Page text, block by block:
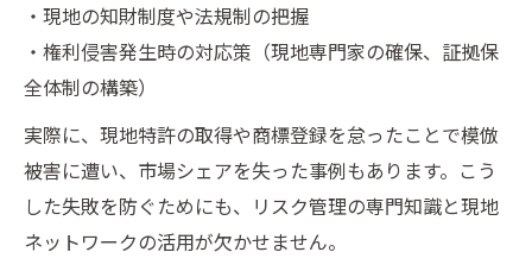
・現地の知財制度や法規制の把握
・権利侵害発生時の対応策（現地専門家の確保、証拠保
全体制の構築）
実際に、現地特許の取得や商標登録を怠ったことで模倣
被害に遭い、市場シェアを失った事例もあります。こう
した失敗を防ぐためにも、リスク管理の専門知識と現地
ネットワークの活用が欠かせません。